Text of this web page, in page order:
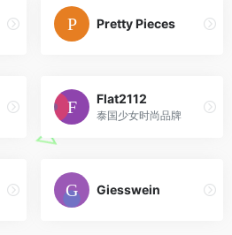
Pretty Pieces
Flat2112
泰国少女时尚品牌
Giesswein